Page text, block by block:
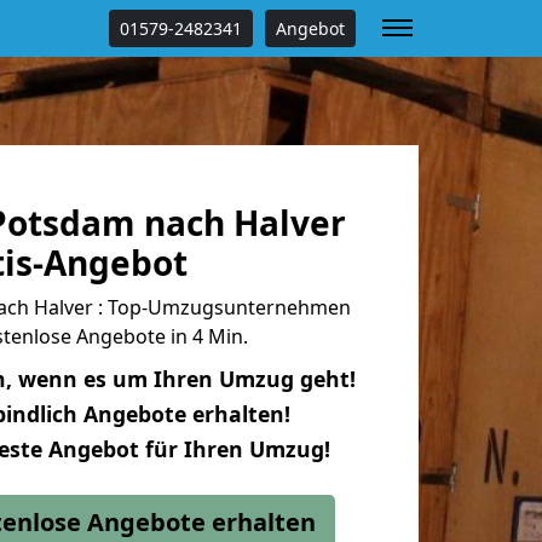
01579-2482341 Angebot
nach Halver
Angebot
Halver : Top-Umzugsunternehmen
Angebote in 4 Min.
wenn es um Ihren Umzug geht!
Angebote erhalten!
Angebot für Ihren Umzug!
Angebote erhalten